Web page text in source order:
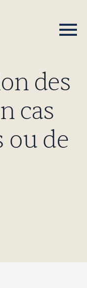
des
cas
ou de